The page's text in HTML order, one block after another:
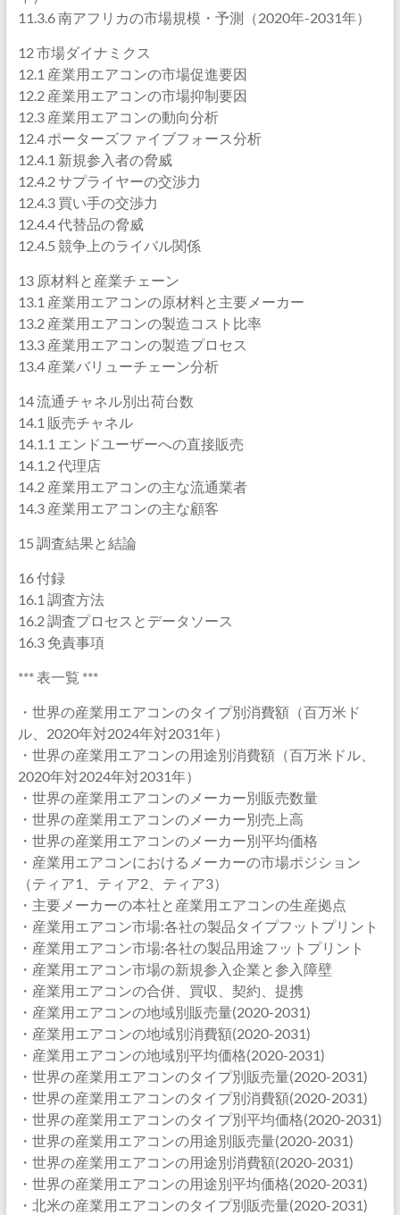
11.3.6 南アフリカの市場規模・予測（2020年-2031年）
12 市場ダイナミクス
12.1 産業用エアコンの市場促進要因
12.2 産業用エアコンの市場抑制要因
12.3 産業用エアコンの動向分析
12.4 ポーターズファイブフォース分析
12.4.1 新規参入者の脅威
12.4.2 サプライヤーの交渉力
12.4.3 買い手の交渉力
12.4.4 代替品の脅威
12.4.5 競争上のライバル関係
13 原材料と産業チェーン
13.1 産業用エアコンの原材料と主要メーカー
13.2 産業用エアコンの製造コスト比率
13.3 産業用エアコンの製造プロセス
13.4 産業バリューチェーン分析
14 流通チャネル別出荷台数
14.1 販売チャネル
14.1.1 エンドユーザーへの直接販売
14.1.2 代理店
14.2 産業用エアコンの主な流通業者
14.3 産業用エアコンの主な顧客
15 調査結果と結論
16 付録
16.1 調査方法
16.2 調査プロセスとデータソース
16.3 免責事項
*** 表一覧 ***
・世界の産業用エアコンのタイプ別消費額（百万米ド
ル、2020年対2024年対2031年）
・世界の産業用エアコンの用途別消費額（百万米ドル、
2020年対2024年対2031年）
・世界の産業用エアコンのメーカー別販売数量
・世界の産業用エアコンのメーカー別売上高
・世界の産業用エアコンのメーカー別平均価格
・産業用エアコンにおけるメーカーの市場ポジション
（ティア1、ティア2、ティア3）
・主要メーカーの本社と産業用エアコンの生産拠点
・産業用エアコン市場:各社の製品タイプフットプリント
・産業用エアコン市場:各社の製品用途フットプリント
・産業用エアコン市場の新規参入企業と参入障壁
・産業用エアコンの合併、買収、契約、提携
・産業用エアコンの地域別販売量(2020-2031)
・産業用エアコンの地域別消費額(2020-2031)
・産業用エアコンの地域別平均価格(2020-2031)
・世界の産業用エアコンのタイプ別販売量(2020-2031)
・世界の産業用エアコンのタイプ別消費額(2020-2031)
・世界の産業用エアコンのタイプ別平均価格(2020-2031)
・世界の産業用エアコンの用途別販売量(2020-2031)
・世界の産業用エアコンの用途別消費額(2020-2031)
・世界の産業用エアコンの用途別平均価格(2020-2031)
・北米の産業用エアコンのタイプ別販売量(2020-2031)